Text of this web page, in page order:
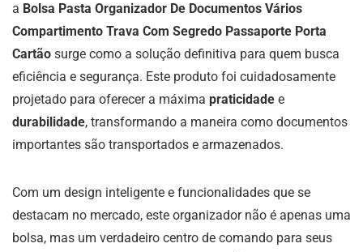
a Bolsa Pasta Organizador De Documentos Vários
Compartimento Trava Com Segredo Passaporte Porta
Cartão surge como a solução definitiva para quem busca
eficiência e segurança. Este produto foi cuidadosamente
projetado para oferecer a máxima praticidade e
durabilidade, transformando a maneira como documentos
importantes são transportados e armazenados.
Com um design inteligente e funcionalidades que se
destacam no mercado, este organizador não é apenas uma
bolsa, mas um verdadeiro centro de comando para seus